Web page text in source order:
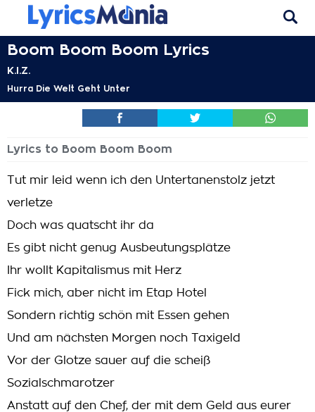
Boom Boom Boom Lyrics
K.I.Z.
Hurra Die Welt Geht Unter
Lyrics to Boom Boom Boom
Tut mir leid wenn ich den Untertanenstolz jetzt
verletze
Doch was quatscht ihr da
Es gibt nicht genug Ausbeutungsplätze
Ihr wollt Kapitalismus mit Herz
Fick mich, aber nicht im Etap Hotel
Sondern richtig schön mit Essen gehen
Und am nächsten Morgen noch Taxigeld
Vor der Glotze sauer auf die scheiß
Sozialschmarotzer
Anstatt auf den Chef, der mit dem Geld aus eurer